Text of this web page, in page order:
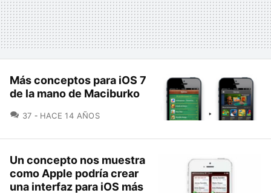
Más conceptos para iOS 7
de la mano de Maciburko
37 COMENTARIOS
HACE 14 AÑOS
Un concepto nos muestra
como Apple podría crear
una interfaz para iOS más